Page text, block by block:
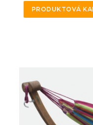
PRODUKTOVÁ